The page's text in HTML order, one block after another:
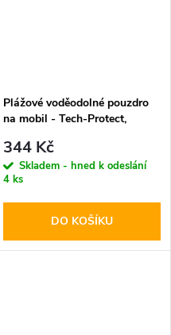
Plážové voděodolné pouzdro
na mobil - Tech-Protect,
344 Kč
Skladem - hned k odeslání
4 ks
DO KOŠÍKU